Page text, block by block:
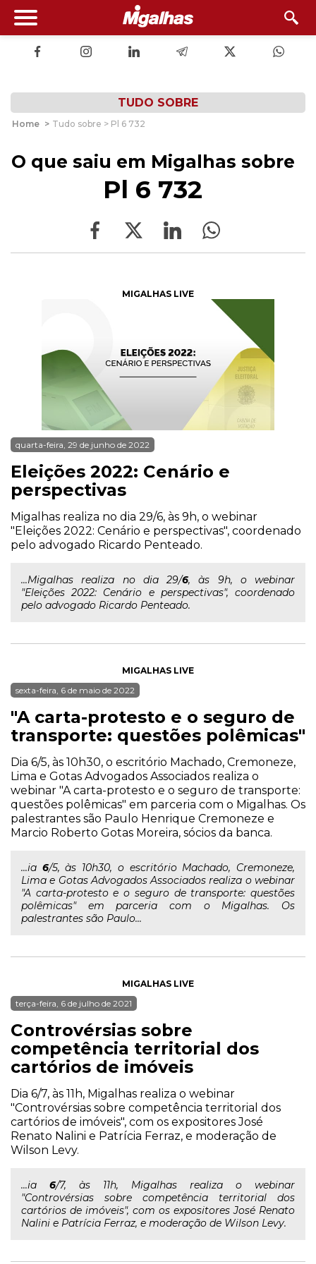
TUDO SOBRE
Home > Tudo sobre > Pl 6 732
O que saiu em Migalhas sobre
Pl 6 732
MIGALHAS LIVE
quarta-feira, 29 de junho de 2022
Eleições 2022: Cenário e
perspectivas
Migalhas realiza no dia 29/6, às 9h, o webinar
"Eleições 2022: Cenário e perspectivas", coordenado
pelo advogado Ricardo Penteado.
...Migalhas realiza no dia 29/6, às 9h, o webinar
"Eleições 2022: Cenário e perspectivas", coordenado
pelo advogado Ricardo Penteado.
MIGALHAS LIVE
sexta-feira, 6 de maio de 2022
"A carta-protesto e o seguro de
transporte: questões polêmicas"
Dia 6/5, às 10h30, o escritório Machado, Cremoneze,
Lima e Gotas Advogados Associados realiza o
webinar "A carta-protesto e o seguro de transporte:
questões polêmicas" em parceria com o Migalhas. Os
palestrantes são Paulo Henrique Cremoneze e
Marcio Roberto Gotas Moreira, sócios da banca.
...ia 6/5, às 10h30, o escritório Machado, Cremoneze,
Lima e Gotas Advogados Associados realiza o webinar
"A carta-protesto e o seguro de transporte: questões
polêmicas" em parceria com o Migalhas. Os
palestrantes são Paulo...
MIGALHAS LIVE
terça-feira, 6 de julho de 2021
Controvérsias sobre
competência territorial dos
cartórios de imóveis
Dia 6/7, às 11h, Migalhas realiza o webinar
"Controvérsias sobre competência territorial dos
cartórios de imóveis", com os expositores José
Renato Nalini e Patrícia Ferraz, e moderação de
Wilson Levy.
...ia 6/7, às 11h, Migalhas realiza o webinar
"Controvérsias sobre competência territorial dos
cartórios de imóveis", com os expositores José Renato
Nalini e Patrícia Ferraz, e moderação de Wilson Levy.